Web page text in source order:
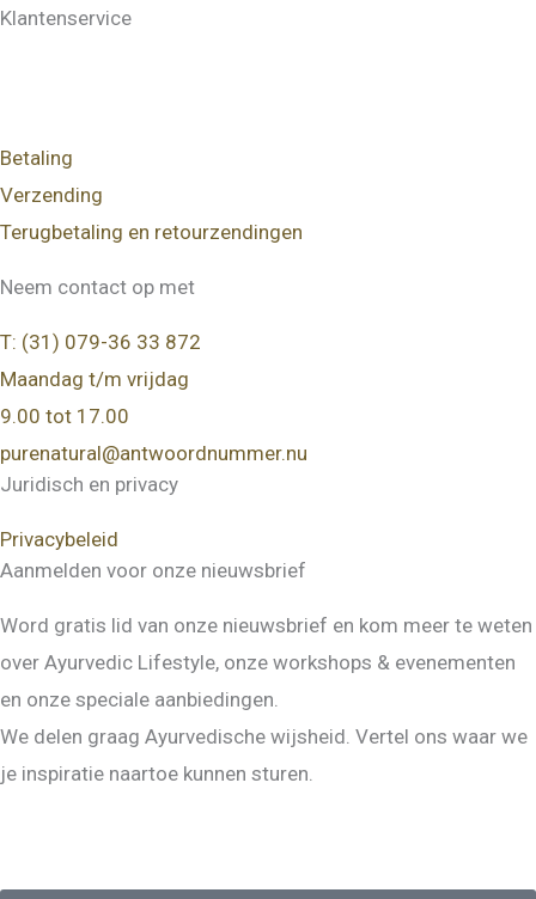
Klantenservice
Betaling
Verzending
Terugbetaling en retourzendingen
Neem contact op met
T: (31) 079-36 33 872
Maandag t/m vrijdag
9.00 tot 17.00
purenatural@antwoordnummer.nu
Juridisch en privacy
Privacybeleid
Aanmelden voor onze nieuwsbrief
Word gratis lid van onze nieuwsbrief en kom meer te weten
over Ayurvedic Lifestyle, onze workshops & evenementen
en onze speciale aanbiedingen.
We delen graag Ayurvedische wijsheid. Vertel ons waar we
je inspiratie naartoe kunnen sturen.